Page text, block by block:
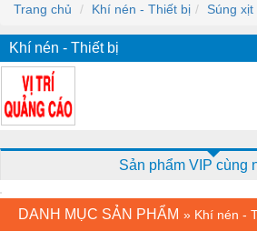
Trang chủ Khí nén - Thiết bị Súng
Khí nén - Thiết bị
Sản phẩm VIP cùng
DANH MỤC SẢN PHẨM » Khí nén -